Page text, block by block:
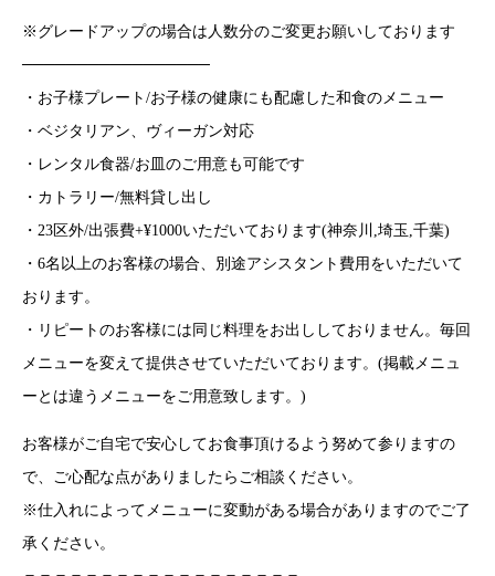
※グレードアップの場合は人数分のご変更お願いしております
─────────────────
・お子様プレート/お子様の健康にも配慮した和食のメニュー
・ベジタリアン、ヴィーガン対応
・レンタル食器/お皿のご用意も可能です
・カトラリー/無料貸し出し
・23区外/出張費+¥1000いただいております(神奈川,埼玉,千葉)
・6名以上のお客様の場合、別途アシスタント費用をいただいて
おります。
・リピートのお客様には同じ料理をお出ししておりません。毎回
メニューを変えて提供させていただいております。(掲載メニュ
ーとは違うメニューをご用意致します。)
お客様がご自宅で安心してお食事頂けるよう努めて参りますの
で、ご心配な点がありましたらご相談ください。
※仕入れによってメニューに変動がある場合がありますのでご了
承ください。